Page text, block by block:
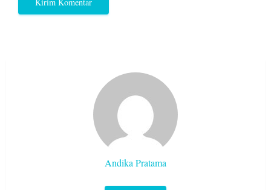
Andika Pratama